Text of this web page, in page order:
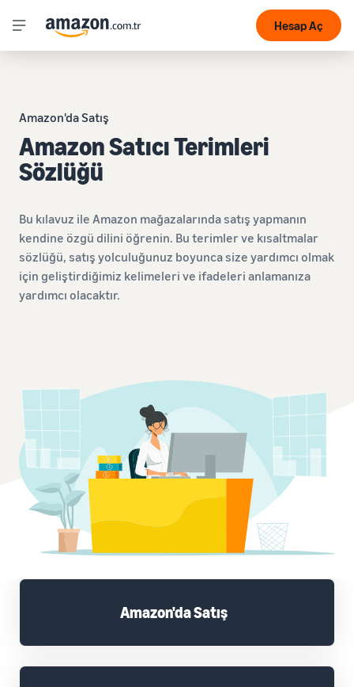
Hesap Aç
Amazon'da Satış
Amazon Satıcı Terimleri
Sözlüğü
Bu kılavuz ile Amazon mağazalarında satış yapmanın
kendine özgü dilini öğrenin. Bu terimler ve kısaltmalar
sözlüğü, satış yolculuğunuz boyunca size yardımcı olmak
için geliştirdiğimiz kelimeleri ve ifadeleri anlamanıza
yardımcı olacaktır.
Amazon'da Satış